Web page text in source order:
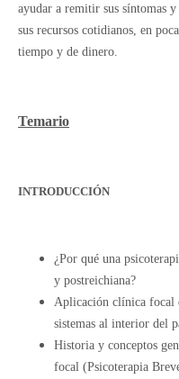
ayudar a remitir sus síntomas
sus recursos cotidianos, en
tiempo y de dinero.
Temario
INTRODUCCIÓN
¿Por qué una
y postreichiana?
Aplicación clínica focal
sistemas al interior del
Historia y conceptos
focal (Psicoterapia